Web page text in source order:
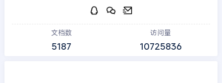
文档数
5187
访问量
10725836